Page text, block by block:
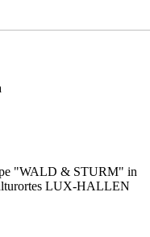
"WALD & STURM" in
LUX-HALLEN